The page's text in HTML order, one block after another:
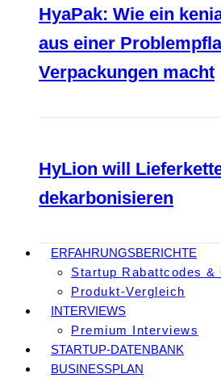
HyaPak: Wie ein
aus einer
Verpackungen macht
HyLion will
dekarbonisieren
ERFAHRUNGSBERICHTE
Startup Rabattcodes &
Produkt-Vergleich
INTERVIEWS
Premium Interviews
STARTUP-DATENBANK
BUSINESSPLAN